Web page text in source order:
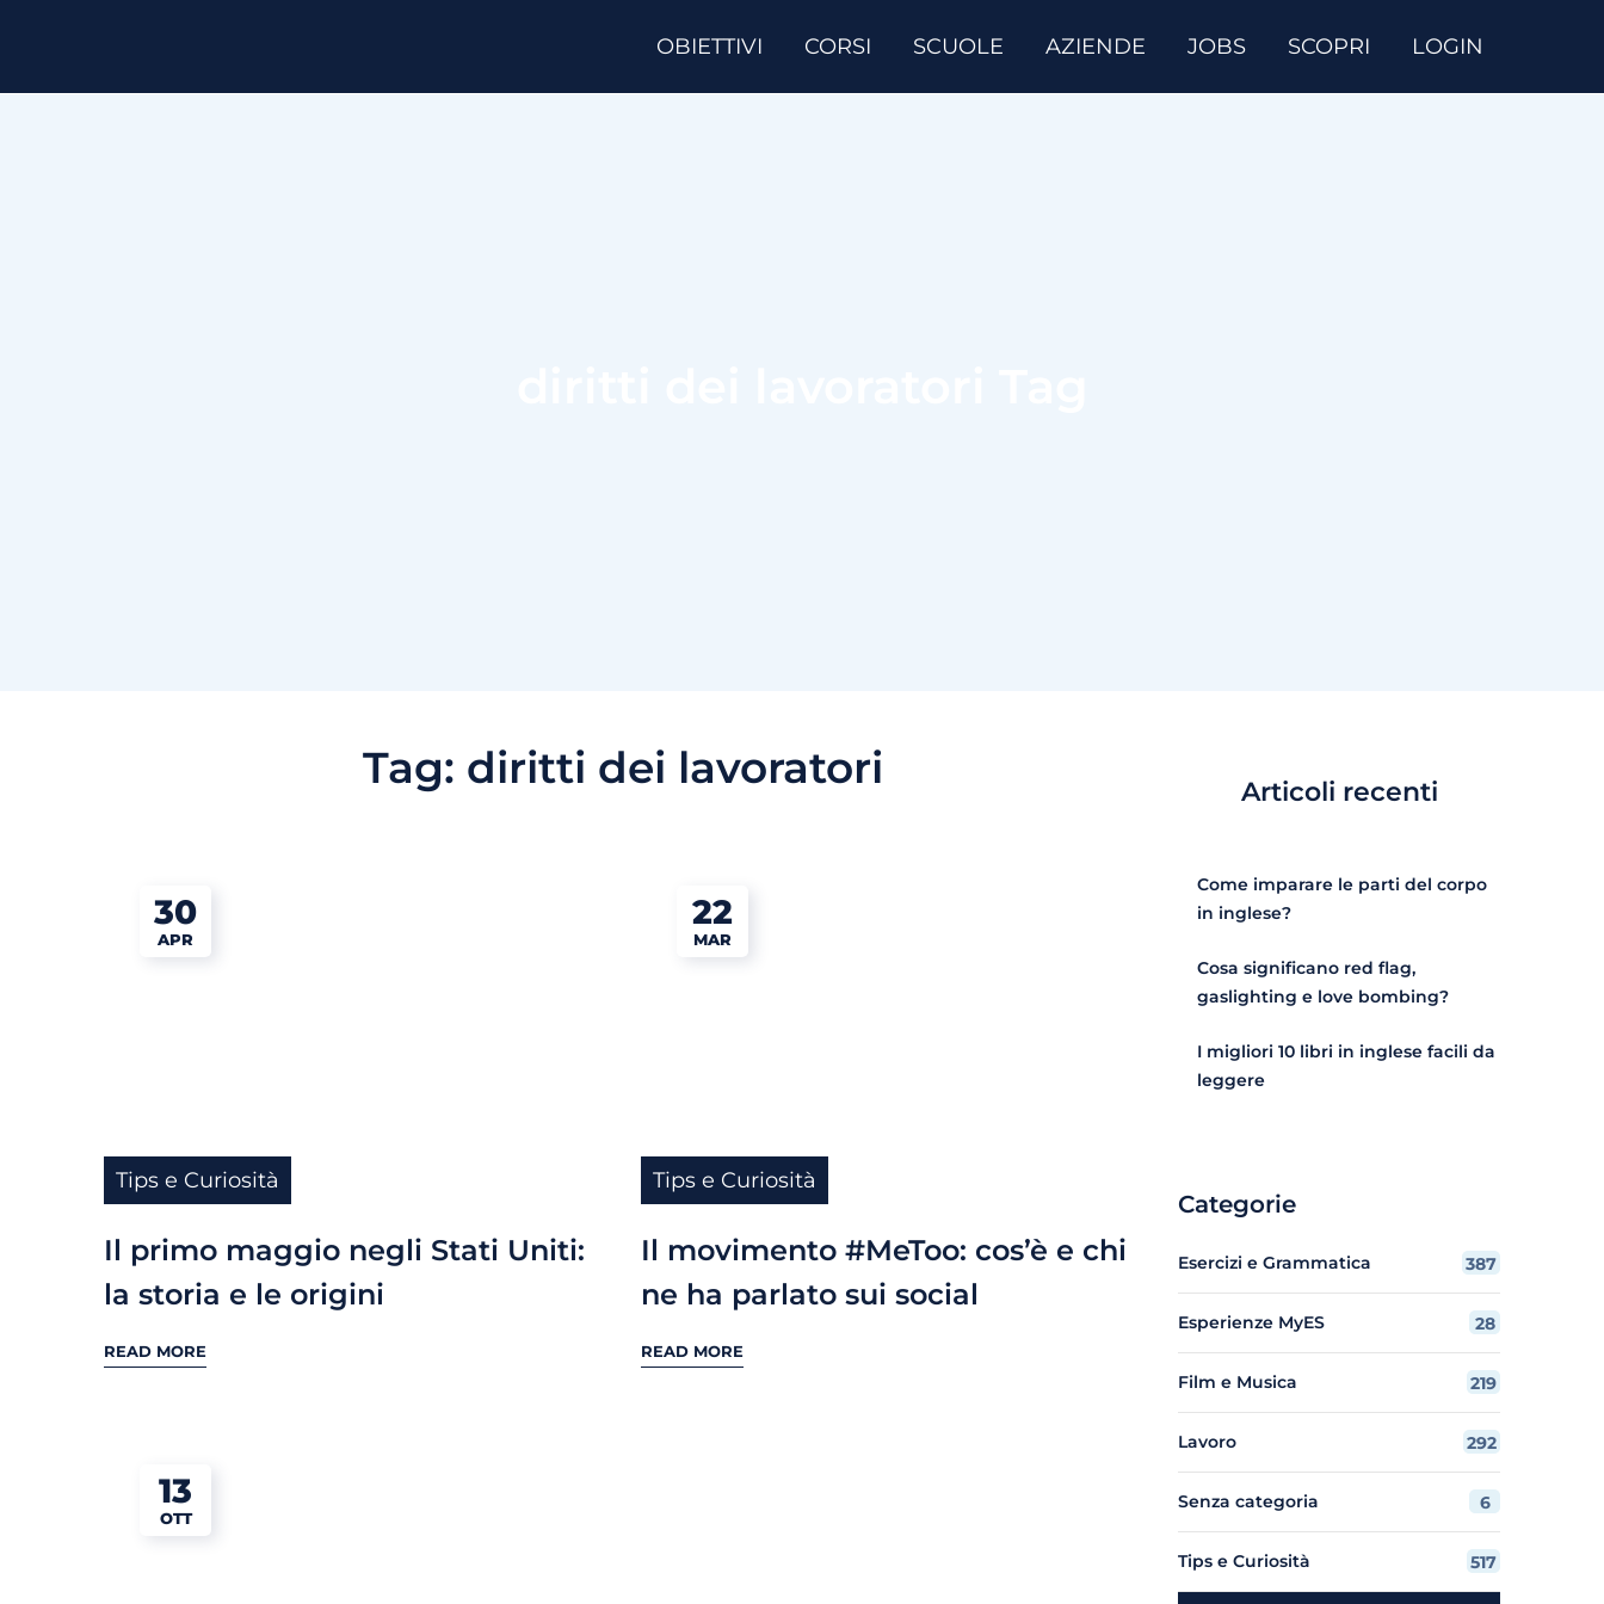
OBIETTIVI CORSI SCUOLE AZIENDE JOBS SCOPRI LOGIN
Tag: diritti dei lavoratori
30
APR
Tips e Curiosità
Il primo maggio negli Stati Uniti:
la storia e le origini
READ MORE
22
MAR
Tips e Curiosità
Il movimento #MeToo: cos’è e chi
ne ha parlato sui social
READ MORE
13
OTT
Articoli recenti
Come imparare le parti del corpo
in inglese?
Cosa significano red flag,
gaslighting e love bombing?
I migliori 10 libri in inglese facili da
leggere
Categorie
Esercizi e Grammatica 387
Esperienze MyES 28
Film e Musica 219
Lavoro 292
Senza categoria 6
Tips e Curiosità 517